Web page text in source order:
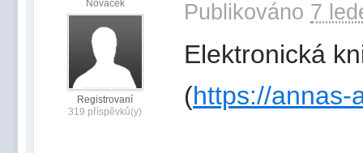
Nováček
Registrovaní
319 příspěvků(y)
Publikováno 7
Elektronická
(https://annas-